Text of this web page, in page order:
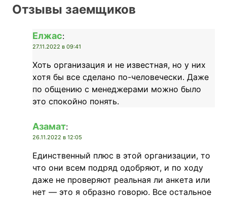
Отзывы заемщиков
Елжас:
27.11.2022 в 09:41
Хоть организация и не известная, но у них
хотя бы все сделано по-человечески. Даже
по общению с менеджерами можно было
это спокойно понять.
Азамат:
26.11.2022 в 12:05
Единственный плюс в этой организации, то
что они всем подряд одобряют, и по ходу
даже не проверяют реальная ли анкета или
нет — это я образно говорю. Все остальное